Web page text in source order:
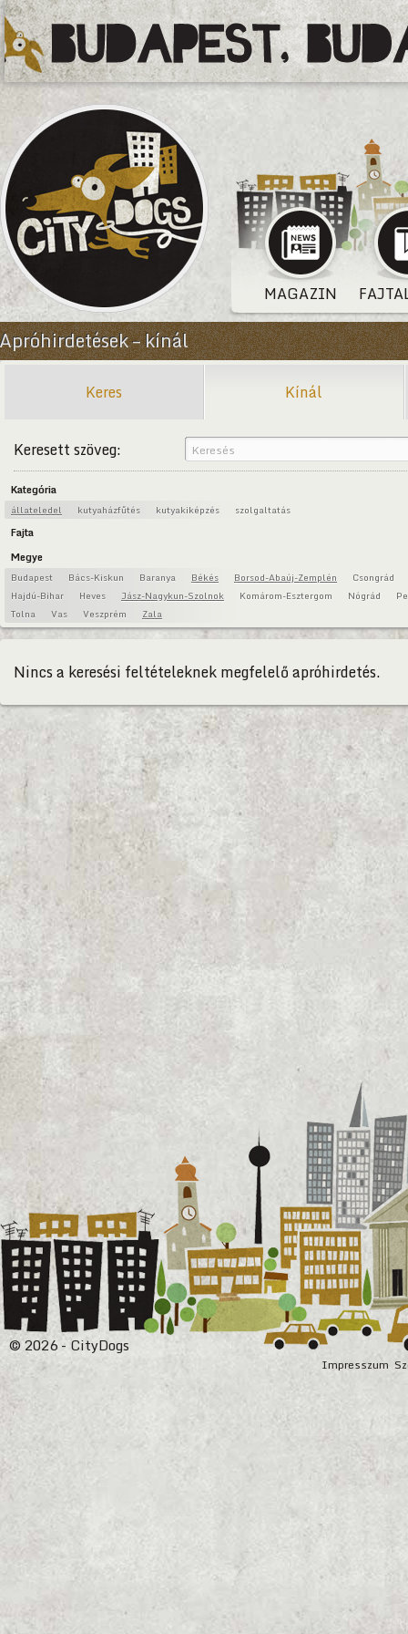
MAGAZIN
Apróhirdetések – kínál
Keres Kínál
Keresett szöveg:
Kategória
állateledel kutyaházfűtés kutyakiképzés szolgaltatás
Fajta
Megye
Budapest Bács-Kiskun Baranya Békés Borsod-Abaúj-Zemplén
Csongrád
Hajdú-Bihar
Heves Jász-Nagykun-Szolnok Komárom-Esztergom Nógrád
Tolna
Vas Veszprém Zala
Nincs a keresési feltételeknek megfelelő apróhirdetés.
Impresszum
© 2026 - CityDogs